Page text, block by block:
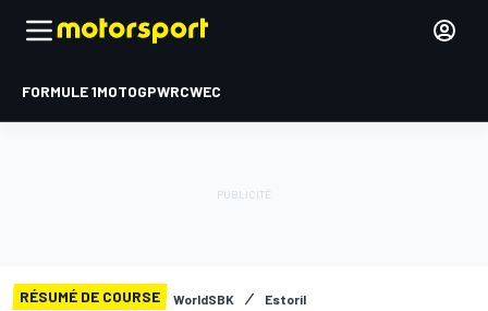
FORMULE 1MOTOGPWRCWEC
RÉSUMÉ DE COURSE WorldSBK Estoril